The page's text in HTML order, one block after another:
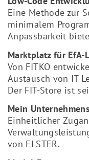
Eine Methode zur
minimalem
Anpassbarkeit
Marktplatz für EfA-
Von FITKO
Austausch von IT-
Der FIT-Store ist
Mein
Einheitlicher
von ELSTER.